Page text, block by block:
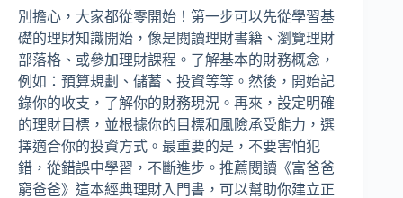
別擔心，大家都從零開始！第一步可以先從學習基
礎的理財知識開始，像是閱讀理財書籍、瀏覽理財
部落格、或參加理財課程。了解基本的財務概念，
例如：預算規劃、儲蓄、投資等等。然後，開始記
錄你的收支，了解你的財務現況。再來，設定明確
的理財目標，並根據你的目標和風險承受能力，選
擇適合你的投資方式。最重要的是，不要害怕犯
錯，從錯誤中學習，不斷進步。推薦閱讀《富爸爸
窮爸爸》這本經典理財入門書，可以幫助你建立正